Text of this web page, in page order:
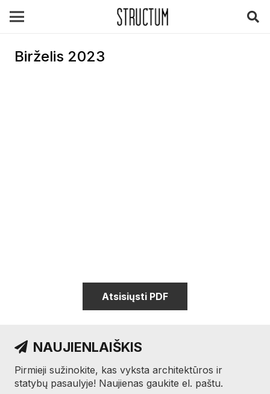
Birželis 2023
Atsisiųsti PDF
NAUJIENLAIŠKIS
Pirmieji sužinokite, kas vyksta architektūros ir
statybų pasaulyje! Naujienas gaukite el. paštu.